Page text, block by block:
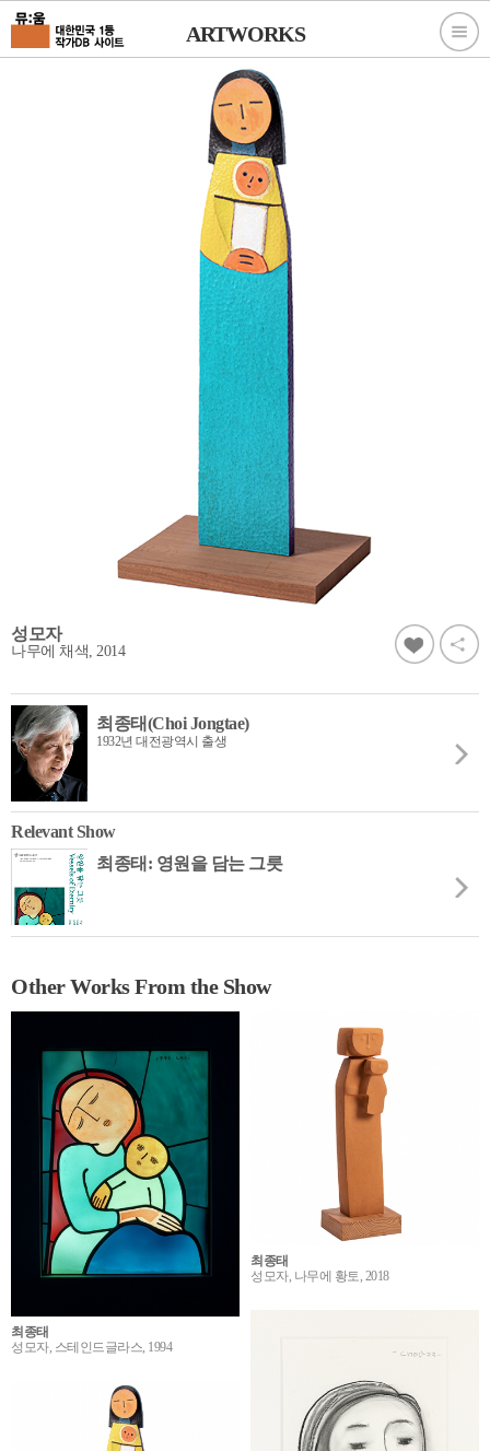
ARTWORKS
성모자
나무에 채색, 2014
최종태(Choi Jongtae)
1932년 대전광역시 출생
Relevant Show
최종태: 영원을 담는 그릇
Other Works From the Show
최종태
성모자, 스테인드글라스, 1994
최종태
성모자, 나무에 황토, 2018